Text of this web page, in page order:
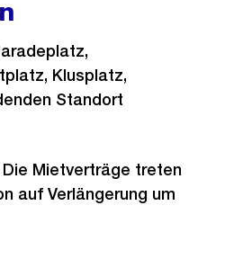
Klusplatz,
Standort
Mietverträge treten
auf Verlängerung um